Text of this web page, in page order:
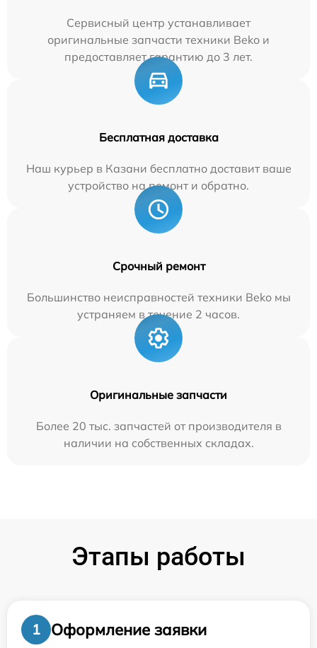
Сервисный центр устанавливает
оригинальные запчасти техники Beko и
предоставляет гарантию до 3 лет.
Бесплатная доставка
Наш курьер в Казани бесплатно доставит ваше
устройство на ремонт и обратно.
Срочный ремонт
Большинство неисправностей техники Beko мы
устраняем в течение 2 часов.
Оригинальные запчасти
Более 20 тыс. запчастей от производителя в
наличии на собственных складах.
Этапы работы
1
Оформление заявки